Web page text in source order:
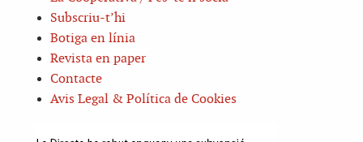
Subscriu-t’hi
Botiga en línia
Revista en paper
Contacte
Avis Legal & Política de Cookies